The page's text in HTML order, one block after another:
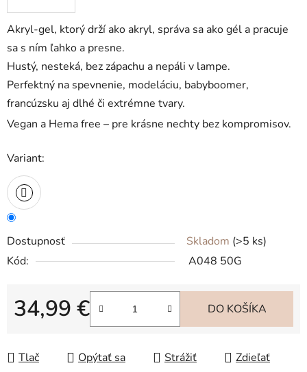
Akryl-gel, ktorý drží ako akryl, správa sa ako gél a pracuje
sa s ním ľahko a presne.
Hustý, nesteká, bez zápachu a nepáli v lampe.
Perfektný na spevnenie, modeláciu, babyboomer,
francúzsku aj dlhé či extrémne tvary.
Vegan a Hema free – pre krásne nechty bez kompromisov.
Variant:
Dostupnosť Skladom (>5 ks)
Kód:
A048 50G
34,99 €
Jednotková cena:
DO KOŠÍKA
Tlač Opýtať sa Strážiť Zdieľať